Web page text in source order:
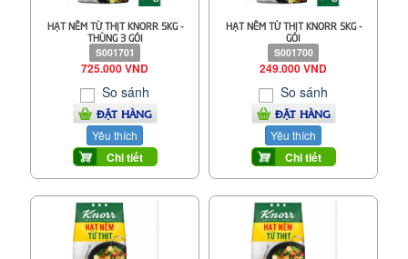
HẠT NÊM TỪ THỊT KNORR 5KG -
THÙNG 3 GÓI
S001701
725.000 VND
So sánh
ĐẶT HÀNG
Yêu thích
Chi tiết
HẠT NÊM TỪ THỊT KNORR 5KG -
GÓI
S001700
249.000 VND
So sánh
ĐẶT HÀNG
Yêu thích
Chi tiết